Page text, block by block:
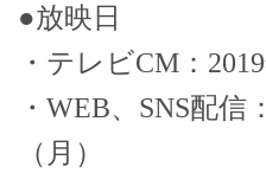
●放映日
・テレビCM：
・WEB、SNS配信
（月）